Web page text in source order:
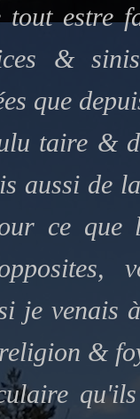
tout estre
&
que
taire &
aussi de
ce que
je venais
&